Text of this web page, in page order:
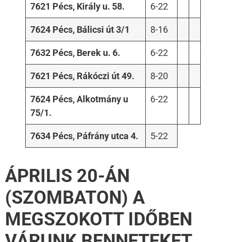
7621 Pécs, Király u. 58. 6-22
7624 Pécs, Bálicsi út 3/1 8-16
7632 Pécs, Berek u. 6. 6-22
7621 Pécs, Rákóczi út 49. 8-20
7624 Pécs, Alkotmány u
75/1.
6-22
7634 Pécs, Páfrány utca 4. 5-22
ÁPRILIS 20-ÁN
(SZOMBATON) A
MEGSZOKOTT IDŐBEN